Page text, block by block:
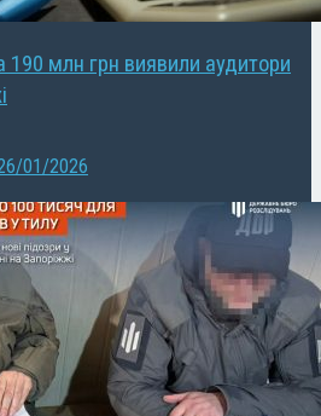
190 млн грн виявили аудитори
01/2026